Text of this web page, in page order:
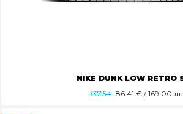
NIKE DUNK LOW RETRO
137.54 86.41 € / 169.00